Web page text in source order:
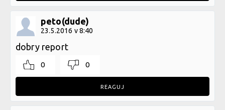
peto(dude)
23.5.2016 v 8:40
dobry report
0 0
REAGUJ